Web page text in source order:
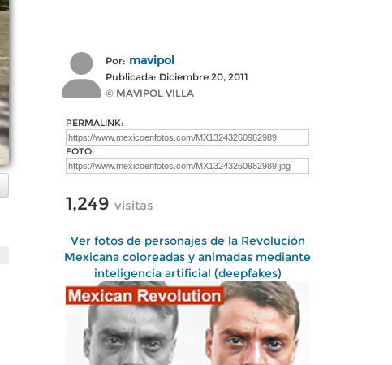
Por: mavipol
Publicada: Diciembre 20, 2011
© MAVIPOL VILLA
PERMALINK:
FOTO:
1,249 visitas
Ver fotos de personajes de la Revolución
Mexicana coloreadas y animadas mediante
inteligencia artificial (deepfakes)